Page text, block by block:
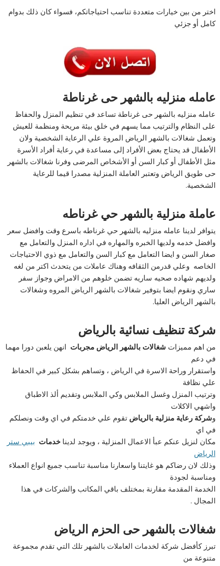
اختر من بين خيارات متعددة تناسب احتياجاتكم، فسواء كان ذلك بدوام
كامل أو جزئي
عامله منزليه بالشهر حى غرناطة
عامله منزليه بالشهر حى غرناطة تساعد في تنظيم المنزل والحفاظ
على النظام والترتيب مما يسهم في خلق بيئة مريحة ومنظمة للعيش
وتعمل شغالات بالشهر الرياض المروة علي الرعاية الشخصية ولان
الأطفال قد يحتاج بعض الأفراد إلى مساعدة في رعاية أفراد الأسرة
مثل الأطفال أو كبار السن أو الأشخاص المرضى وفرنا شغالات بالشهر
حى طويق الرياض وتعتبر العاملة المنزلية مصدرا قيما للرعاية
الشخصية.
عاملة منزلية بالشهر حي غرناطه
يتوافر لدينا عامله منزليه بالشهر حي غرناطه باسرع وقت وافضل سعر
وافضل خدمه ولديها الخبره والمهاره في اداره المنزل والتعامل مع
صغار السن و ايضا التعامل مع كبار السن والتعامل مع ذوي الاحتياجات
الخاصه وعلي قدرمن الثقافه وهناك عاملات من يتحدث اكتر من لغه
ولديهم شهاده صحيه ساريه تضمن خلوهم من الامراض وجواز سفر
ساري ونقوم ايضا بتوفير شغالات بالشهر الرياض المروه وشغالات
بالشهر الرياض العليا.
شركة تنظيف نسائية بالرياض
من اهم مميزات شغالات بالشهر الرياض مجربات انهن يلعبن دورا مهما
في دعم
واستقرار وراحة الاسرة في الرياض ، وتساهم بشكل كبير في الحفاظ
علي نظافة
وترتيب المنزل وغسل الملابس وكي الملابس وتقديم ألذ الاطباق
واشهي الاكلات
وشركة رعاية منزلية بالرياضتقوم علي خدمتكم في اي وقت ونصلكم
في اي
مكان لنزيل عنكم عبأ الاعمال المنزلية ، ويوجد لديناخدمات بيبي ستر
الرياض
وذلك لان رضاكم هو غايتنا واسعارنا مناسبة تناسب جميع انواع العملاء
ومناسبة لجودة
الخدمة المقدمة مقارنة بمختلف باقي المكاتب والشركات في هذا
المجال .
شغالات بالشهر حى الحزم الرياض
تبرز كأفضل شركة لخدمات العاملات بالشهر تلك التي تقدم مجموعة
متنوعة من